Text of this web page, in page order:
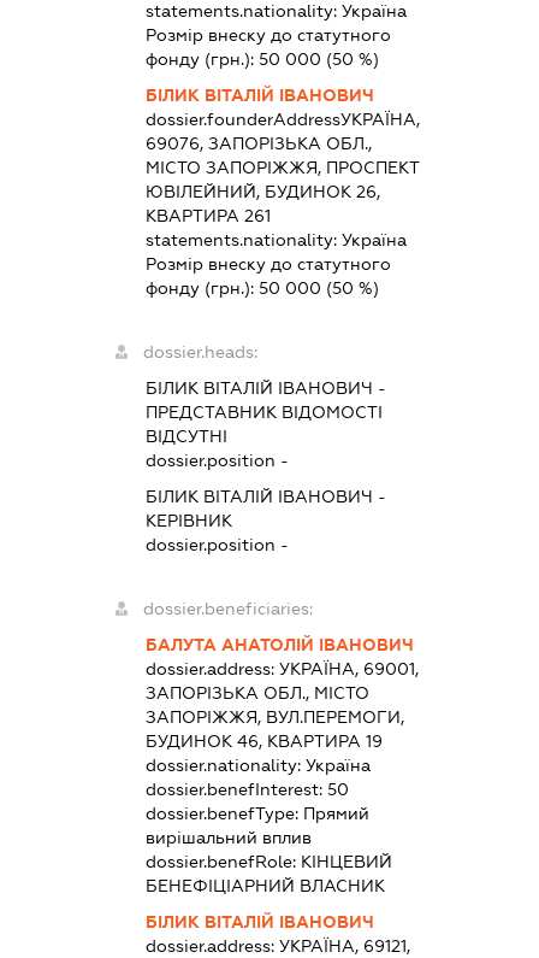
statements.nationality: Україна
Розмір внеску до статутного
фонду (грн.): 50 000 (50 %)
БІЛИК ВІТАЛІЙ ІВАНОВИЧ
dossier.founderAddressУКРАЇНА,
69076, ЗАПОРІЗЬКА ОБЛ.,
МІСТО ЗАПОРІЖЖЯ, ПРОСПЕКТ
ЮВІЛЕЙНИЙ, БУДИНОК 26,
КВАРТИРА 261
statements.nationality: Україна
Розмір внеску до статутного
фонду (грн.): 50 000 (50 %)
dossier.heads:
БІЛИК ВІТАЛІЙ ІВАНОВИЧ -
ПРЕДСТАВНИК ВІДОМОСТІ
ВІДСУТНІ
dossier.position -
БІЛИК ВІТАЛІЙ ІВАНОВИЧ -
КЕРІВНИК
dossier.position -
dossier.beneficiaries:
БАЛУТА АНАТОЛІЙ ІВАНОВИЧ
dossier.address: УКРАЇНА, 69001,
ЗАПОРІЗЬКА ОБЛ., МІСТО
ЗАПОРІЖЖЯ, ВУЛ.ПЕРЕМОГИ,
БУДИНОК 46, КВАРТИРА 19
dossier.nationality: Україна
dossier.benefInterest: 50
dossier.benefType: Прямий
вирішальний вплив
dossier.benefRole: КІНЦЕВИЙ
БЕНЕФІЦІАРНИЙ ВЛАСНИК
БІЛИК ВІТАЛІЙ ІВАНОВИЧ
dossier.address: УКРАЇНА, 69121,